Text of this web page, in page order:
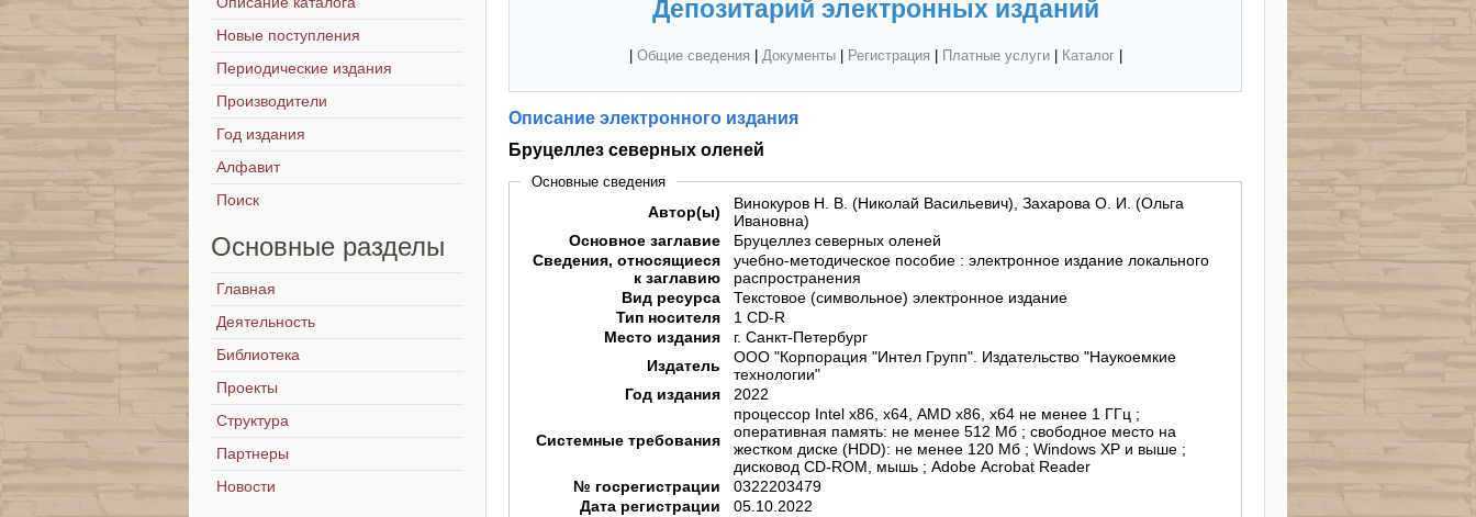
Депозитарий электронных изданий
Общие сведения Документы| Регистрация Платные услуги| Каталог|
Описание электронного издания
Бруцеллез северных оленей
Основные сведения
Автор(ы)
Винокуров Н. В. (Николай Васильевич), Захарова О. И. (Ольга
Ивановна)
Основное заглавие
Бруцеллез северных оленей
Сведения, относящиеся
к заглавию
учебно-методическое пособие : электронное издание локального
распространения
Вид ресурса
Текстовое (символьное) электронное издание
Тип носителя
1 CD-R
Место издания
г. Санкт-Петербург
Издатель
ООО "Корпорация "Интел Групп". Издательство "Наукоемкие
технологии"
Год издания
2022
Системные требования
процессор Intel х86, х64, AMD х86, х64 не менее 1 ГГц ;
оперативная память: не менее 512 Мб ; свободное место на
жестком диске (HDD): не менее 120 Мб ; Windows XP и выше ;
дисковод CD-ROM, мышь ; Adobe Acrobat Reader
№ госрегистрации
0322203479
Дата регистрации
05.10.2022
Новые поступления
Периодические издания
Производители
Год издания
Алфавит
Поиск
Основные разделы
Главная
Деятельность
Библиотека
Проекты
Структура
Партнеры
Новости